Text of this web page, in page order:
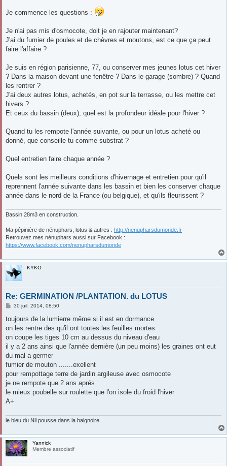
Je commence les questions :
Je n'ai pas mis d'osmocote, doit je en rajouter maintenant?
J'ai du fumier de poules et de chèvres et moutons, est ce que ça peut
faire l'affaire ?
Je suis en région parisienne, 77, ou conserver mes jeunes lotus cet hiver
? Dans la maison devant une fenêtre ? Dans le garage (sombre) ? Quand
les rentrer ?
J'ai deux autres lotus, achetés, en pot sur la terrasse, ou les mettre cet
hivers ?
Et ceux du bassin (deux), quel est la profondeur idéale pour l'hiver ?
Quand tu les rempote l'année suivante, ou pour un lotus acheté ou
donné, que conseille tu comme substrat ?
Quel entretien faire chaque année ?
Quels sont les meilleurs conditions d'hivernage et entretien pour qu'il
reprennent l'année suivante dans les bassin et bien les conserver chaque
année dans le nord de la France (ou belgique), et qu'ils fleurissent ?
Bassin 28m3 en construction.
Ma pépinière de nénuphars, lotus & autres : http://nenupharsdumonde.fr
Retrouvez mes nénuphars aussi sur Facebook :
https://www.facebook.com/nenupharsdumonde
KYKO
Re: GERMINATION /PLANTATION. du LOTUS
M
s
a
g
30 juil. 2014, 08:50
toujours de la lumierre même si il est en dormance
on les rentre des qu'il ont toutes les feuilles mortes
on coupe les tiges 10 cm au dessus du niveau d'eau
il y a 2 ans ainsi que l'année dernière (un peu moins) les graines ont eut
du mal a germer
fumier de mouton .......exellent
pour rempottage terre de jardin argileuse avec osmocote
je ne rempote que 2 ans aprés
le mieux poubelle sur roulette que l'on isole du froid l'hiver
A+
le bleu du Nil pousse dans la baignoire....
Yannick
Membre associatif